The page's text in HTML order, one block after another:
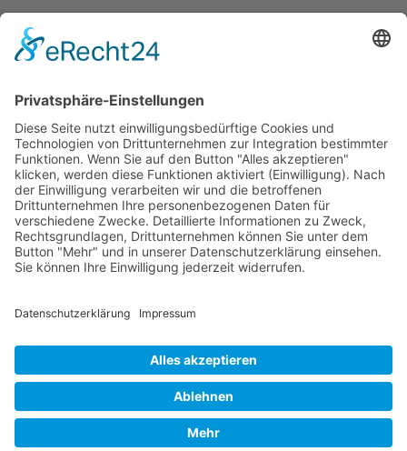
Fachinformationen
Erstattungsfähige rezeptfreie Medikamente
Studie: Reduziert das Darmbakterium Bacteroides vulgatus
Heißhunger auf Süßes?
Verband Unabhängiger Heilpraktiker e.V.
Diese E-Mail-Adresse ist vor Spambots geschützt! Zur
Anzeige muss JavaScript eingeschaltet sein!
0261-1349 8000
38100 Braunschweig
Impressum